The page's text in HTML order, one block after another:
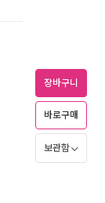
장바구니
바로구매
보관함